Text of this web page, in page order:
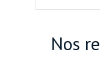
Nos